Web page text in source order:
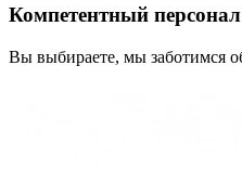
Компетентный персонал
Вы выбираете, мы заботимся